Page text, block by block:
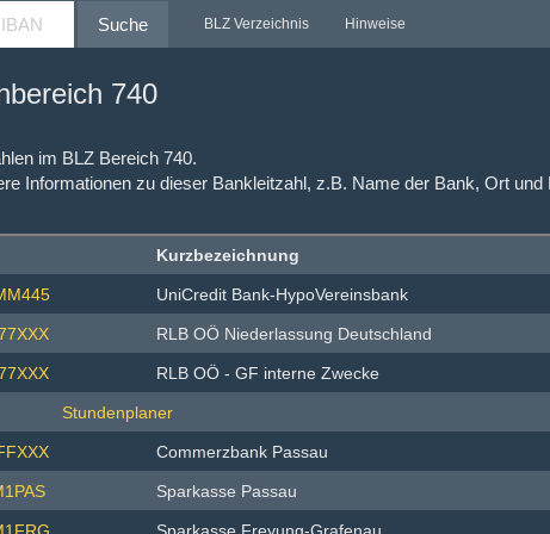
Suche BLZ Verzeichnis Hinweise
740
im BLZ Bereich 740.
Informationen zu dieser Bankleitzahl, z.B. Name der Bank, Ort und
Kurzbezeichnung
UniCredit Bank-HypoVereinsbank
RLB OÖ Niederlassung Deutschland
RLB OÖ - GF interne Zwecke
Commerzbank Passau
Sparkasse Passau
Sparkasse Freyung-Grafenau